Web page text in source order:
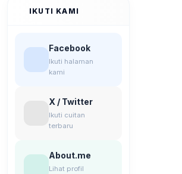
IKUTI KAMI
Facebook
Ikuti halaman
kami
X / Twitter
Ikuti cuitan
terbaru
About.me
Lihat profil